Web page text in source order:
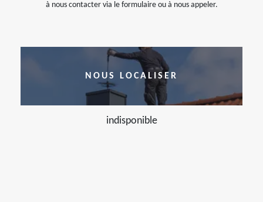
à nous contacter via le formulaire ou à nous appeler.
NOUS LOCALISER
indisponible